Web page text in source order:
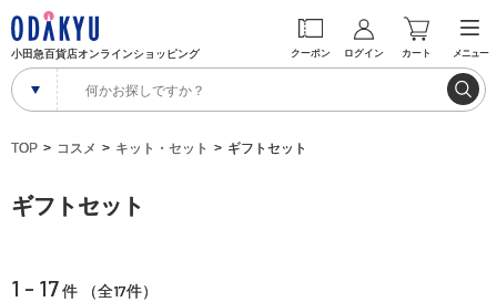
小田急百貨店オンラインショッピング クーポン ログイン カート メニュー
TOP コスメ キット・セット ギフトセット
ギフトセット
1 - 17件 （全17件）